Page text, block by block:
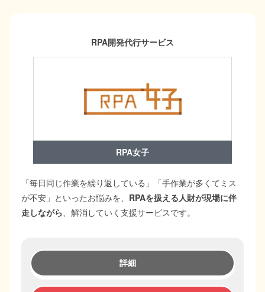
RPA開発代行サービス
RPA女子
「毎日同じ作業を繰り返している」「手作業が多くてミス
が不安」といったお悩みを、 RPAを扱える人財が現場に伴
走しながら 、解消していく支援サービスです。
詳細